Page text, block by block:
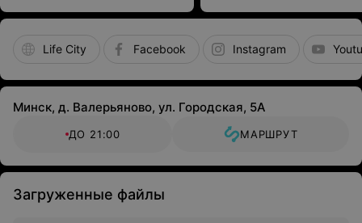
Life City Facebook Instagram
Минск, д. Валерьяново, ул. Городская, 5А
ДО 21:00 МАРШРУТ
Загруженные файлы